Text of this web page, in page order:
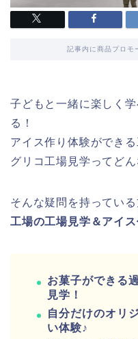
記事内に商品プロモ
子どもと一緒に楽しく
る！
アイス作り体験ができ
グリコ工場見学ってど
そんな疑問を持ってい
工場の工場見学＆アイス
お菓子ができる
見学！
自分だけのオリ
い体験♪